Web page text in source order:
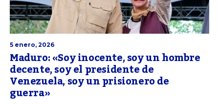
5 enero, 2026
Maduro: «Soy inocente, soy un hombre
decente, soy el presidente de
Venezuela, soy un prisionero de
guerra»